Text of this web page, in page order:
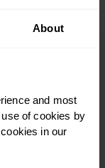
About
and most
of cookies by
in our
muito